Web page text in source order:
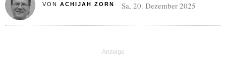
VON ACHIJAH ZORN Sa, 20. Dezember 2025